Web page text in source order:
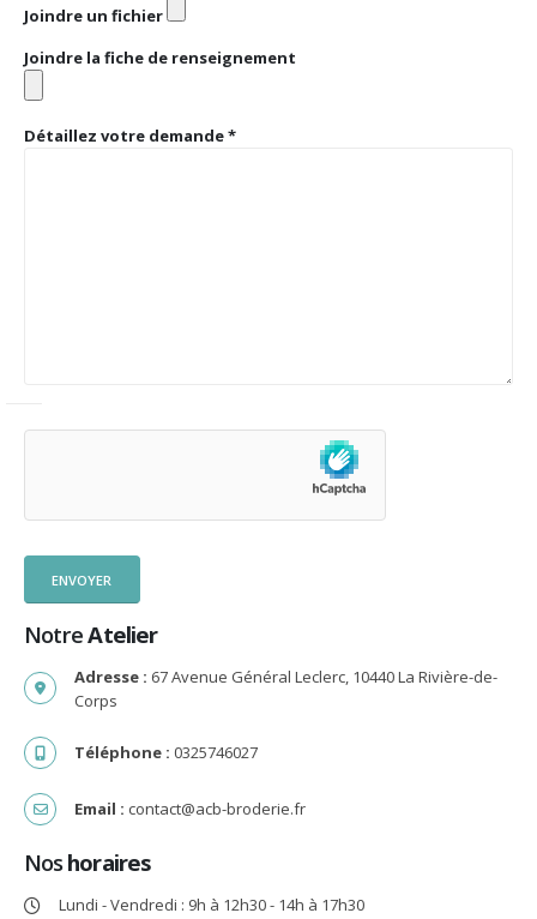
Joindre un fichier
Joindre la fiche de renseignement
Détaillez votre demande *
NotreAtelier
Adresse : 67 Avenue Général Leclerc, 10440 La Rivière-de-
Corps
Téléphone : 0325746027
Email : contact@acb-broderie.fr
Noshoraires
Lundi - Vendredi : 9h à 12h30 - 14h à 17h30